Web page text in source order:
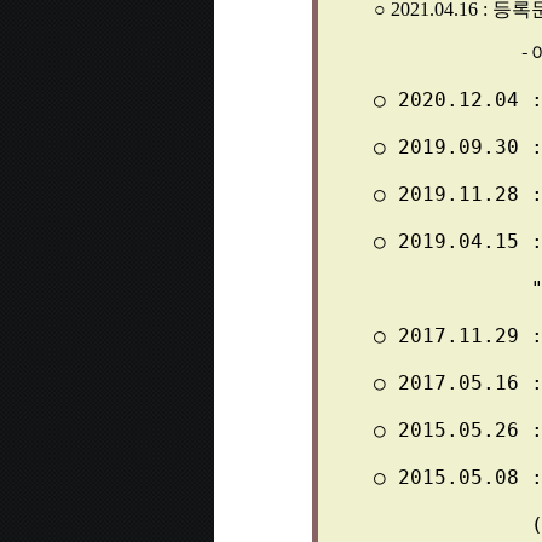
○ 2021.04.16 : 등록
-
○
○
○
○ 2019.04.15
"
○
○
○
○
(